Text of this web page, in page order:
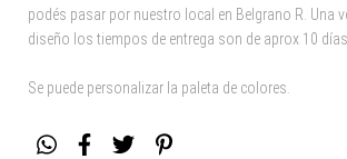
podés pasar por nuestro local en Belgrano R. Una
diseño los tiempos de entrega son de aprox 10
Se puede personalizar la paleta de colores.